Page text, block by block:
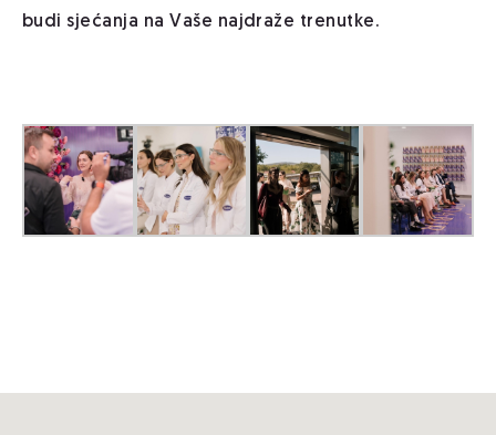
budi sjećanja na Vaše najdraže trenutke.